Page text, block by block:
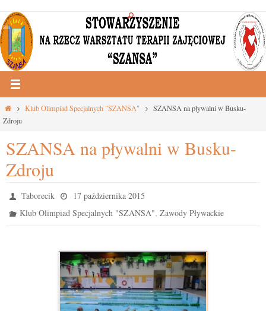
Przejdź
do
treści
Strona
główna
Klub Olimpiad Specjalnych "SZANSA"
SZANSA na pływalni w Busku-
Zdroju
SZANSA na pływalni w Busku-
Zdroju
Taborecik
17 października 2015
Klub Olimpiad Specjalnych "SZANSA",Zawody Pływackie